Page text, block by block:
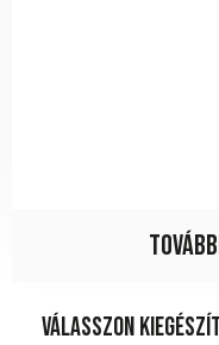
Válasszon